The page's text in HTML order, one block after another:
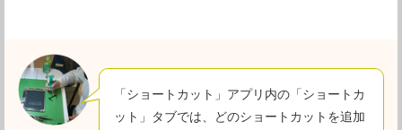
「ショートカット」アプリ内の「ショートカ
ット」タブでは、どのショートカットを追加